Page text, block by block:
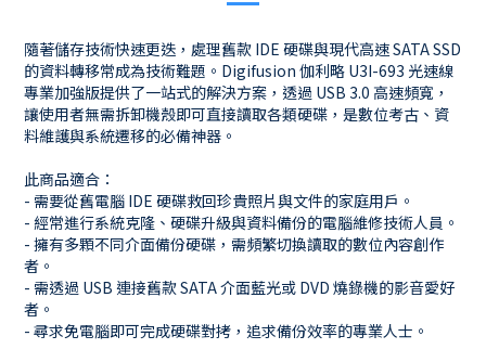
隨著儲存技術快速更迭，處理舊款 IDE 硬碟與現代高速 SATA SSD
的資料轉移常成為技術難題。Digifusion 伽利略 U3I-693 光速線
專業加強版提供了一站式的解決方案，透過 USB 3.0 高速頻寬，
讓使用者無需拆卸機殼即可直接讀取各類硬碟，是數位考古、資
料維護與系統遷移的必備神器。
此商品適合：
- 需要從舊電腦 IDE 硬碟救回珍貴照片與文件的家庭用戶。
- 經常進行系統克隆、硬碟升級與資料備份的電腦維修技術人員。
- 擁有多顆不同介面備份硬碟，需頻繁切換讀取的數位內容創作
者。
- 需透過 USB 連接舊款 SATA 介面藍光或 DVD 燒錄機的影音愛好
者。
- 尋求免電腦即可完成硬碟對拷，追求備份效率的專業人士。